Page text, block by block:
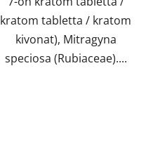
kratom tabletta / kratom
kivonat), Mitragyna
speciosa (Rubiaceae)....